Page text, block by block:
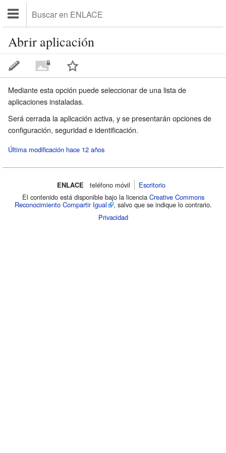
Abrir aplicación
Mediante esta opción puede seleccionar de una lista de
aplicaciones instaladas.
Será cerrada la aplicación activa, y se presentarán opciones de
configuración, seguridad e identificación.
Última modificación hace 12 años
ENLACE teléfono móvil‌
Escritorio
El contenido está disponible bajo la licencia Creative Commons
Reconocimiento Compartir Igual
, salvo que se indique lo contrario.
Privacidad